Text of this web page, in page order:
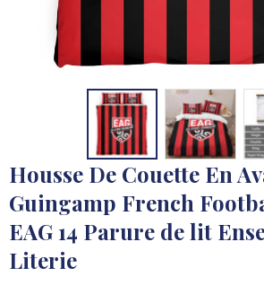
Housse De Couette En
Guingamp French
EAG 14 Parure de lit
Literie